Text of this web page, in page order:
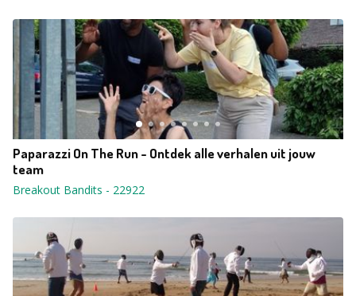
Paparazzi On The Run - Ontdek alle verhalen uit jouw
team
Breakout Bandits - 22922